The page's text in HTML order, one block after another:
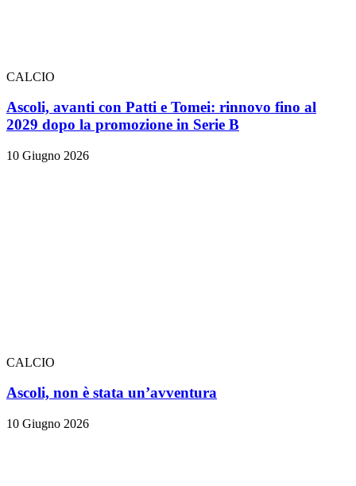
CALCIO
Ascoli, avanti con Patti e Tomei: rinnovo fino al
2029 dopo la promozione in Serie B
10 Giugno 2026
CALCIO
Ascoli, non è stata un’avventura
10 Giugno 2026